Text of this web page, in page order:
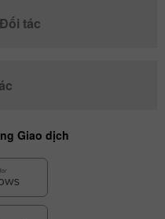
tác
Giao dịch